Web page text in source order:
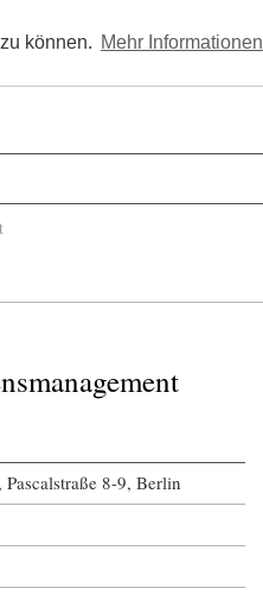
können. Mehr Informationen
Kostenlos registrieren
8-9, Berlin